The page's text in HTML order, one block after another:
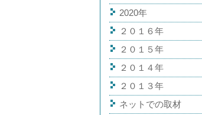
2020年
２０１６年
２０１５年
２０１４年
２０１３年
ネットでの取材